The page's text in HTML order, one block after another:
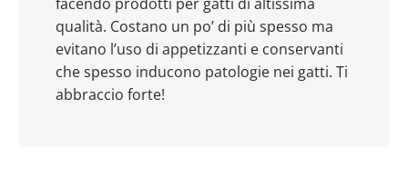
qualità. Costano un po’ di più spesso ma
evitano l’uso di appetizzanti e conservanti
che spesso inducono patologie nei gatti. Ti
abbraccio forte!